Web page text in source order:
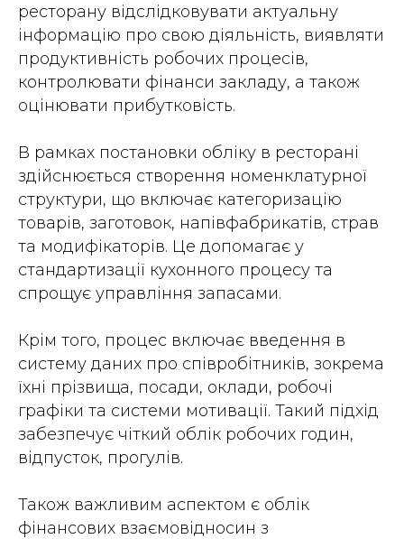
ресторану відслідковувати актуальну
інформацію про свою діяльність, виявляти
продуктивність робочих процесів,
контролювати фінанси закладу, а також
оцінювати прибутковість.
В рамках постановки обліку в ресторані
здійснюється створення номенклатурної
структури, що включає категоризацію
товарів, заготовок, напівфабрикатів, страв
та модифікаторів. Це допомагає у
стандартизації кухонного процесу та
спрощує управління запасами.
Крім того, процес включає введення в
систему даних про співробітників, зокрема
їхні прізвища, посади, оклади, робочі
графіки та системи мотивації. Такий підхід
забезпечує чіткий облік робочих годин,
відпусток, прогулів.
Також важливим аспектом є облік
фінансових взаємовідносин з